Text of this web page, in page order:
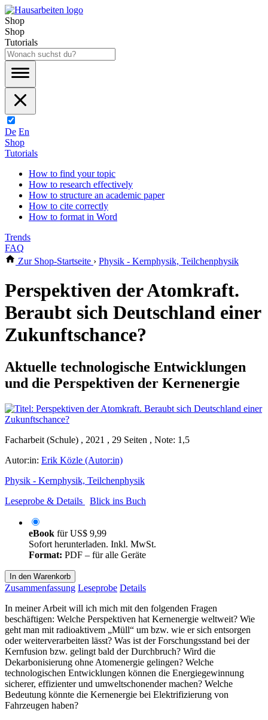
Shop
Shop
Tutorials
De En
Shop
Tutorials
How to find your topic
How to research effectively
How to structure an academic paper
How to cite correctly
How to format in Word
Trends
FAQ
Zur Shop-Startseite › Physik - Kernphysik, Teilchenphysik
Perspektiven der Atomkraft.
Beraubt sich Deutschland einer
Zukunftschance?
Aktuelle technologische Entwicklungen
und die Perspektiven der Kernenergie
Facharbeit (Schule) , 2021 , 29 Seiten , Note: 1,5
Autor:in: Erik Közle (Autor:in)
Physik - Kernphysik, Teilchenphysik
Leseprobe & Details
Blick ins Buch
eBook fürUS$ 9,99
Sofort herunterladen. Inkl. MwSt.
Format: PDF – für alle Geräte
In den Warenkorb
Zusammenfassung Leseprobe Details
In meiner Arbeit will ich mich mit den folgenden Fragen
beschäftigen: Welche Perspektiven hat Kernenergie weltweit? Wie
geht man mit radioaktivem „Müll“ um bzw. wie er sich entsorgen
oder weiterverarbeiten lässt? Was ist der Forschungsstand bei der
Kernfusion bzw. gelingt bald der Durchbruch? Wird die
Dekarbonisierung ohne Atomenergie gelingen? Welche
technologischen Entwicklungen können die Energiegewinnung
sicherer, effizienter und umweltschonender machen? Welche
Bedeutung könnte die Kernenergie bei Elektrifizierung von
Fahrzeugen haben?